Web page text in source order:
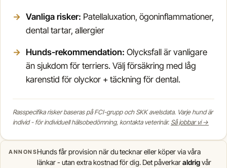
Vanliga risker: Patellaluxation, ögoninflammationer,
dental tartar, allergier
Hunds-rekommendation: Olycksfall är vanligare
än sjukdom för terriers. Välj försäkring med låg
karenstid för olyckor + täckning för dental.
Rasspecifika risker baseras på FCI-grupp och SKK avelsdata. Varje hund är
individ - för individuell hälsobedömning, kontakta veterinär. Så jobbar vi →
ANNONSHunds får provision när du tecknar eller köper via våra
länkar - utan extra kostnad för dig. Det påverkaraldrigvår